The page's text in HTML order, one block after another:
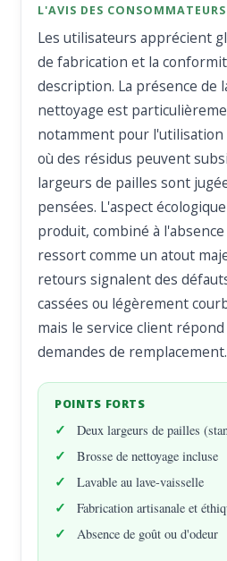
L'AVIS DES CONSOMMATEURS
Les utilisateurs apprécient
de fabrication et la
description. La présence de
nettoyage est
notamment pour l'utilisation
où des résidus peuvent
largeurs de pailles sont
pensées. L'aspect
produit, combiné à
ressort comme un atout
retours signalent des
cassées ou légèrement
mais le service client
demandes de remplacement.
POINTS FORTS
Deux largeurs de pailles
Brosse de nettoyage incluse
Lavable au lave-vaisselle
Fabrication artisanale et
Absence de goût ou d'odeur